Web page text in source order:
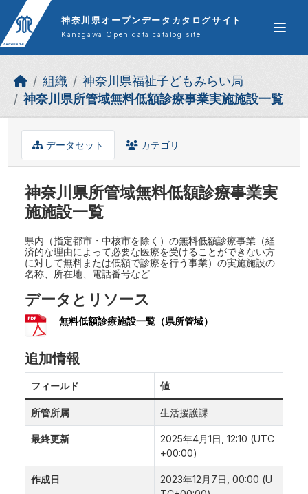
Skip to main content
神奈川県オープンデータカタログサイト
Kanagawa Open data catalog site
組織
神奈川県福祉子どもみらい局
神奈川県所管域無料低額診療事業実施施設一覧
データセット カテゴリ
神奈川県所管域無料低額診療事業実
施施設一覧
県内（指定都市・中核市を除く）の無料低額診療事業（経
済的な理由によって必要な医療を受けることができない方
に対して無料または低額で診療を行う事業）の実施施設の
名称、所在地、電話番号など
データとリソース
無料低額診療施設一覧（県所管域）
追加情報
フィールド 値
所管所属 生活援護課
最終更新
2025年4月1日, 12:10 (UTC
+00:00)
作成日
2023年12月7日, 00:00 (U